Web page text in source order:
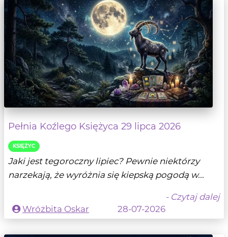
Pełnia Koźlego Księżyca 29 lipca 2026
KSIĘŻYC
Jaki jest tegoroczny lipiec? Pewnie niektórzy
narzekają, że wyróżnia się kiepską pogodą w...
- Czytaj dalej
Wróżbita Oskar
28-07-2026